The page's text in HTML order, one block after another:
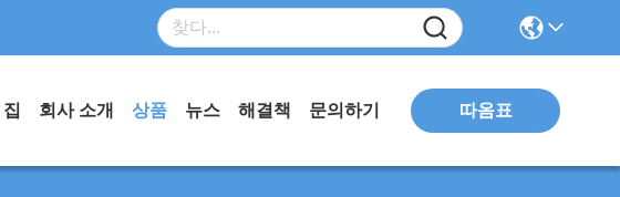
집 회사 소개 상품 뉴스 해결책 문의하기 따옴표